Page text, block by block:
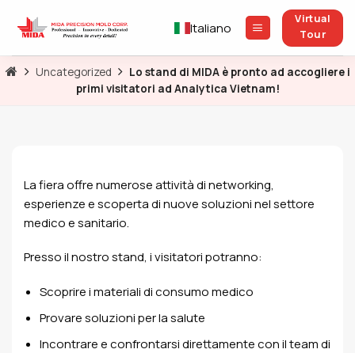
Italiano
Virtual
Tour
Uncategorized
Lo stand di MIDA è pronto ad accogliere i
primi visitatori ad Analytica Vietnam!
La fiera offre numerose attività di networking,
esperienze e scoperta di nuove soluzioni nel settore
medico e sanitario.
Presso il nostro stand, i visitatori potranno:
Scoprire i materiali di consumo medico
Provare soluzioni per la salute
Incontrare e confrontarsi direttamente con il team di